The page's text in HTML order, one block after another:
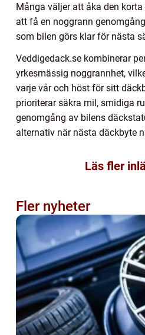
Många väljer att åka den
att få en noggrann
som bilen görs klar för nästa
Veddigedack.se kombinerar
yrkesmässig noggrannhet,
varje vår och höst för sitt
prioriterar säkra mil, smidiga
genomgång av bilens
alternativ när nästa däckbyte
Läs fler
Fler nyheter